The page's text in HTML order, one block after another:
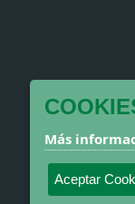
Más
Aceptar